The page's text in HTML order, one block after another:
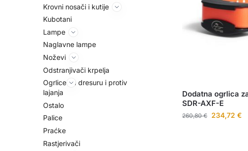
Dodatna ogrlica
SDR-AXF-E
260,80€ 234,72 €
Krovni nosači i kutije
Kubotani
Lampe
Naglavne lampe
Noževi
Odstranjivači krpelja
Ogrlice za dresuru i protiv
lajanja
Ostalo
Palice
Praćke
Rastjerivači